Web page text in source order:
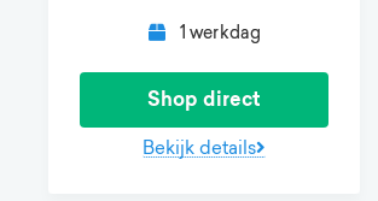
1 werkdag
Shop direct
Bekijk details